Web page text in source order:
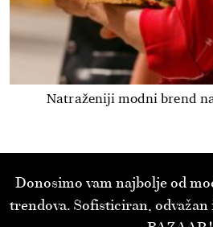
Natraženiji modni brend
Donosimo vam najbolje od
trendova. Sofisticiran, odvažan